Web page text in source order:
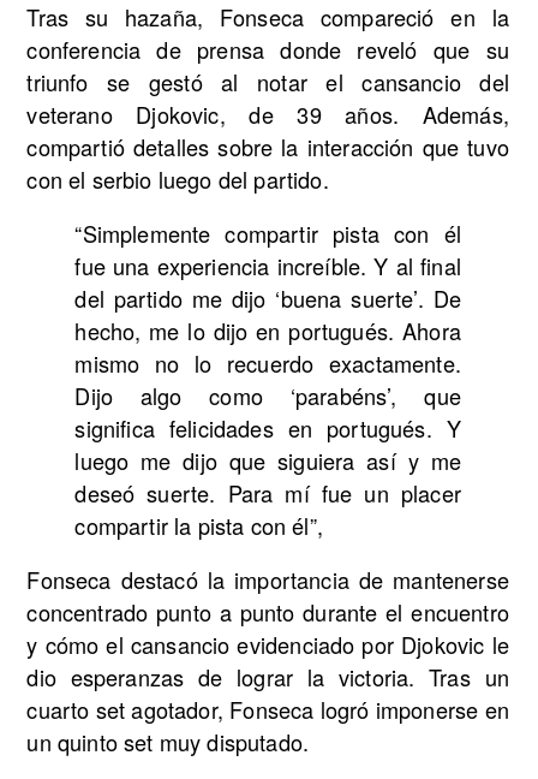
Tras su hazaña, Fonseca compareció en la
conferencia de prensa donde reveló que su
triunfo se gestó al notar el cansancio del
veterano Djokovic, de 39 años. Además,
compartió detalles sobre la interacción que tuvo
con el serbio luego del partido.
“Simplemente compartir pista con él
fue una experiencia increíble. Y al final
del partido me dijo ‘buena suerte’. De
hecho, me lo dijo en portugués. Ahora
mismo no lo recuerdo exactamente.
Dijo algo como ‘parabéns’, que
significa felicidades en portugués. Y
luego me dijo que siguiera así y me
deseó suerte. Para mí fue un placer
compartir la pista con él”,
Fonseca destacó la importancia de mantenerse
concentrado punto a punto durante el encuentro
y cómo el cansancio evidenciado por Djokovic le
dio esperanzas de lograr la victoria. Tras un
cuarto set agotador, Fonseca logró imponerse en
un quinto set muy disputado.